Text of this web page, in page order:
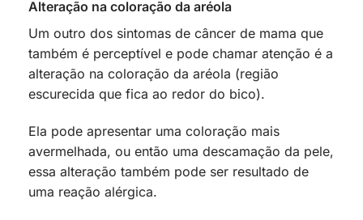
Alteração na coloração da aréola
Um outro dos sintomas de câncer de mama que
também é perceptível e pode chamar atenção é a
alteração na coloração da aréola (região
escurecida que fica ao redor do bico).
Ela pode apresentar uma coloração mais
avermelhada, ou então uma descamação da pele,
essa alteração também pode ser resultado de
uma reação alérgica.